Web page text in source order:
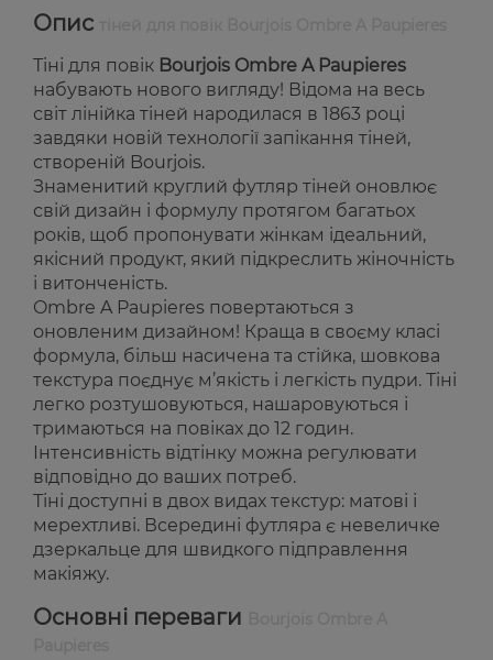
Опис
Тіні для повік Bourjois Ombre A Paupieres
набувають нового вигляду! Відома на весь
світ лінійка тіней народилася в 1863 році
завдяки новій технології запікання тіней,
створеній Bourjois.
Знаменитий круглий футляр тіней оновлює
свій дизайн і формулу протягом багатьох
років, щоб пропонувати жінкам ідеальний,
якісний продукт, який підкреслить жіночність
і витонченість.
Ombre A Paupieres повертаються з
оновленим дизайном! Краща в своєму класі
формула, більш насичена та стійка, шовкова
текстура поєднує м’якість і легкість пудри. Тіні
легко розтушовуються, нашаровуються і
тримаються на повіках до 12 годин.
Інтенсивність відтінку можна регулювати
відповідно до ваших потреб.
Тіні доступні в двох видах текстур: матові і
мерехтливі. Всередині футляра є невеличке
дзеркальце для швидкого підправлення
макіяжу.
Основні переваги